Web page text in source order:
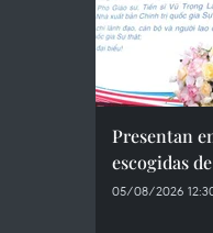
Presentan
escogidas
05/08/2026